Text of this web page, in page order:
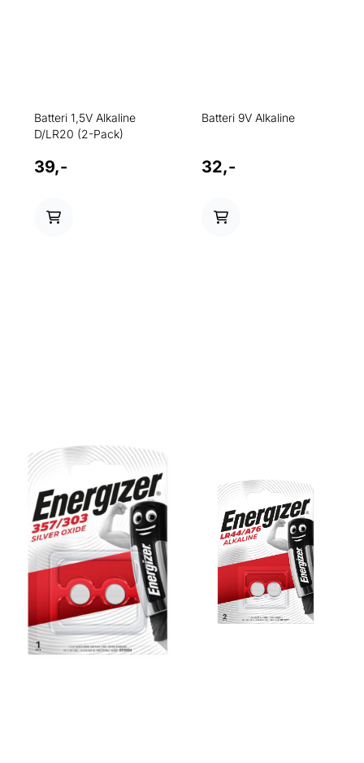
Batteri 1,5V Alkaline
D/LR20 (2-Pack)
39,-
Batteri 9V Alkaline
32,-